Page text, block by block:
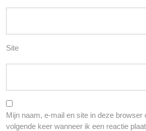
Site
Mijn naam, e-mail en site in deze browser
volgende keer wanneer ik een reactie